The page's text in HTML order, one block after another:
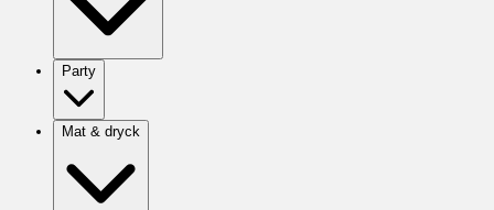
Party
Mat & dryck